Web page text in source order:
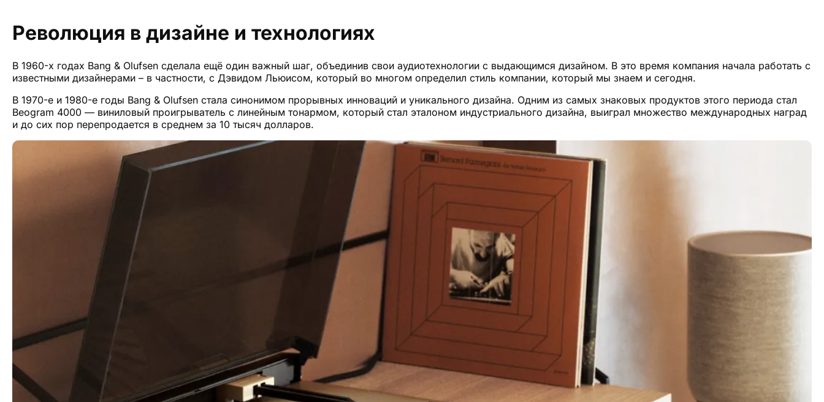
Революция в дизайне и технологиях
В 1960-х годах Bang & Olufsen сделала ещё один важный шаг, объединив свои аудиотехнологии с выдающимся дизайном. В это время компания начала работать с
известными дизайнерами – в частности, с Дэвидом Льюисом, который во многом определил стиль компании, который мы знаем и сегодня.
В 1970-е и 1980-е годы Bang & Olufsen стала синонимом прорывных инноваций и уникального дизайна. Одним из самых знаковых продуктов этого периода стал
Beogram 4000 — виниловый проигрыватель с линейным тонармом, который стал эталоном индустриального дизайна, выиграл множество международных наград
и до сих пор перепродается в среднем за 10 тысяч долларов.